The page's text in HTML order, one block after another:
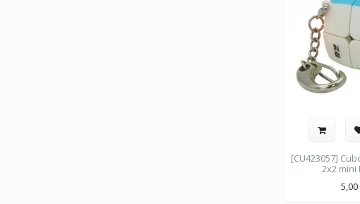
[CU423057]
2x2 mini
5,00